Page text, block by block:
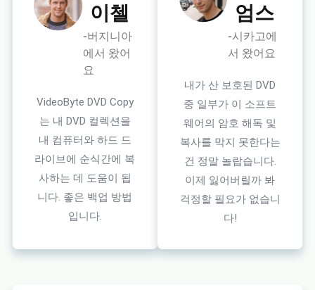
이첼
-버지니아
에서 왔어
요
VideoByte DVD Copy
는 내 DVD 컬렉션을
내 컴퓨터와 하드 드
라이브에 순식간에 복
사하는 데 도움이 됩
니다. 좋은 백업 방법
입니다.
엄스
-시카고에
서 왔어요
내가 산 보호된 DVD
중 일부가 이 소프트
웨어의 암호 해독 및
복사를 막지 못한다는
건 정말 놀랍습니다.
이제 잃어버릴까 봐
걱정할 필요가 없습니
다!